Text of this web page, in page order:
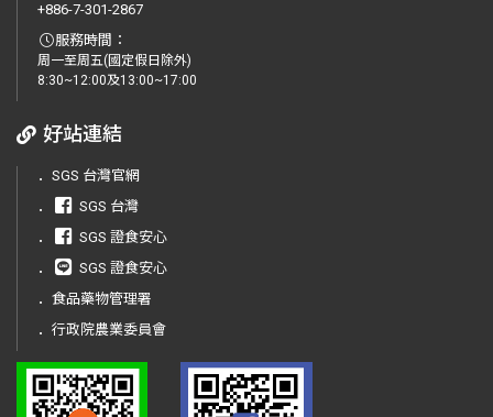
+886-7-301-2867
服務時間：
周一至周五(國定假日除外)
8:30~12:00及13:00~17:00
好站連結
． SGS 台灣官網
．
SGS 台灣
．
SGS 證食安心
．
SGS 證食安心
． 食品藥物管理署
． 行政院農業委員會